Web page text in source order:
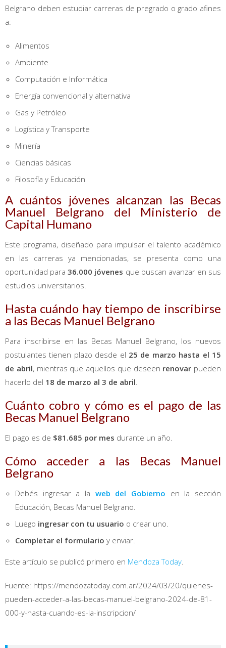
Belgrano deben estudiar carreras de pregrado o grado afines
a:
Alimentos
Ambiente
Computación e Informática
Energía convencional y alternativa
Gas y Petróleo
Logística y Transporte
Minería
Ciencias básicas
Filosofía y Educación
A cuántos jóvenes alcanzan las Becas
Manuel Belgrano del Ministerio de
Capital Humano
Este programa, diseñado para impulsar el talento académico
en las carreras ya mencionadas, se presenta como una
oportunidad para36.000 jóvenes que buscan avanzar en sus
estudios universitarios.
Hasta cuándo hay tiempo de inscribirse
a las Becas Manuel Belgrano
Para inscribirse en las Becas Manuel Belgrano, los nuevos
postulantes tienen plazo desde el 25 de marzo hasta el 15
de abril, mientras que aquellos que deseen renovar pueden
hacerlo del 18 de marzo al 3 de abril
Cuánto cobro y cómo es el pago de las
Becas Manuel Belgrano
El pago es de $81.685 por mes durante un año.
Cómo acceder a las Becas Manuel
Belgrano
Debés ingresar a la web del Gobierno en la sección
Educación, Becas Manuel Belgrano.
Luego ingresar con tu usuario o crear uno.
Completar el formulario y enviar.
Este artículo se publicó primero en Mendoza Today
Fuente: https://mendozatoday.com.ar/2024/03/20/quienes-
pueden-acceder-a-las-becas-manuel-belgrano-2024-de-81-
000-y-hasta-cuando-es-la-inscripcion/